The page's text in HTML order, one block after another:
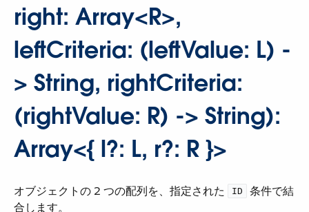
right: Array<R>,
leftCriteria: (leftValue: L) -
> String, rightCriteria:
(rightValue: R) -> String):
Array<​{ l?: L, r?: R }​>
オブジェクトの 2 つの配列を、指定された ​ ID
​ 条件で結
合します。